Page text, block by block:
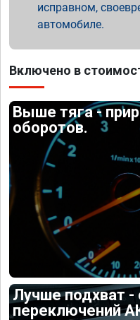
исправном,
автомобиле.
Включено в
Выше тяга -
оборотов.
Лучше подхват -
переключений